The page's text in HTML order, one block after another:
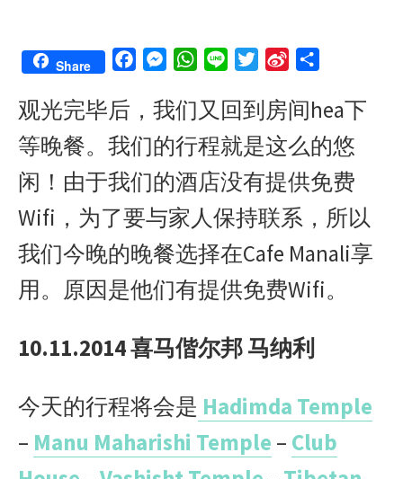
Share
b
o
k
s
e
n
g
e
r
W
a
s
A
p
n
i
t
e
n
W
e
i
b
o
a
e
观光完毕后，我们又回到房间hea下
等晚餐。我们的行程就是这么的悠
闲！由于我们的酒店没有提供免费
Wifi，为了要与家人保持联系，所以
我们今晚的晚餐选择在Cafe Manali享
用。原因是他们有提供免费Wifi。
10.11.2014喜马偕尔邦 马纳利
今天的行程将会是 Hadimda Temple
– Manu Maharishi Temple – Club